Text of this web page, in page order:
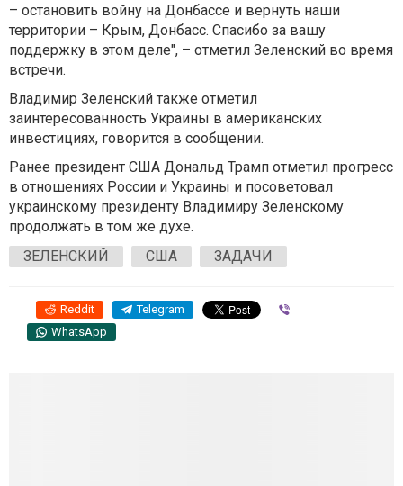
– остановить войну на Донбассе и вернуть наши
территории – Крым, Донбасс. Спасибо за вашу
поддержку в этом деле", – отметил Зеленский во время
встречи.
Владимир Зеленский также отметил
заинтересованность Украины в американских
инвестициях, говорится в сообщении.
Ранее президент США Дональд Трамп отметил прогресс
в отношениях России и Украины и посоветовал
украинскому президенту Владимиру Зеленскому
продолжать в том же духе.
ЗЕЛЕНСКИЙ
США ЗАДАЧИ
Reddit Telegram
WhatsApp